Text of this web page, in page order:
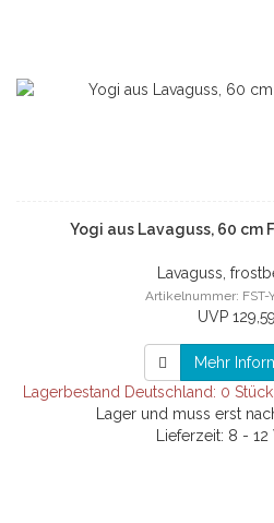
Yogi aus Lavaguss, 60 cm
Lavaguss,
Artikelnummer: FST-
UVP
Mehr
Lagerbestand Deutschland: 0 Stück
Lager und muss erst
Lieferzeit: 8 -